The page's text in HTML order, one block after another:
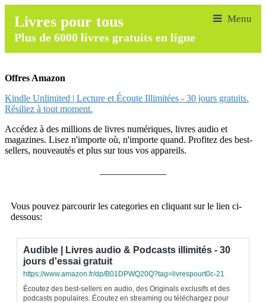
Livres pour tous
Plus de 6000 livres gratuits en ligne
Offres Amazon
Kindle Unlimited | Lecture et Écoute Illimitées - 30 jours gratuits.
Résiliez à tout moment.
Accédez à des millions de livres numériques, livres audio et
magazines. Lisez n'importe où, n'importe quand. Profitez des best-
sellers, nouveautés et plus sur tous vos appareils.
Vous pouvez parcourir les categories en cliquant sur le lien ci-
dessous:
Audible | Livres audio & Podcasts illimités - 30
jours d'essai gratuit
https://www.amazon.fr/dp/B01DPWQ20Q?tag=livrespourt0c-21
Écoutez des best-sellers en audio, des Originals exclusifs et des
podcasts populaires. Écoutez en streaming ou téléchargez pour